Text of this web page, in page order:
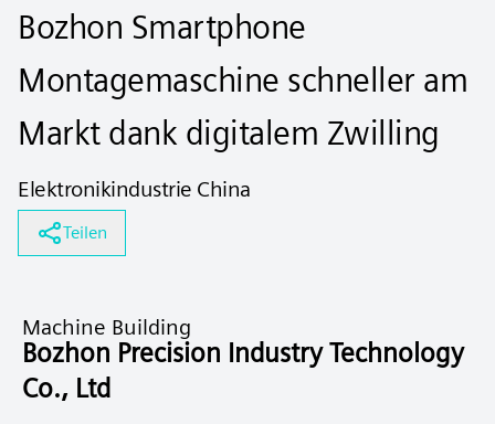
Bozhon Smartphone
Montagemaschine schneller am
Markt dank digitalem Zwilling
Elektronikindustrie China
Teilen
Machine Building
Bozhon Precision Industry Technology
Co., Ltd